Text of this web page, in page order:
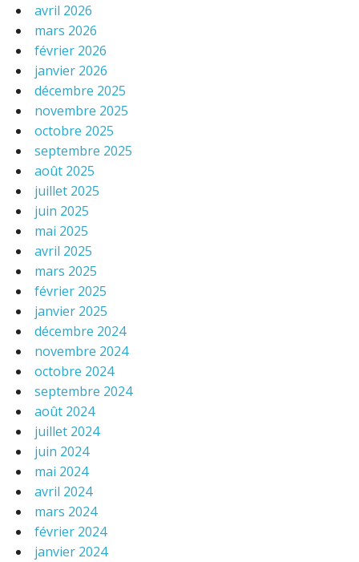
avril 2026
mars 2026
février 2026
janvier 2026
décembre 2025
novembre 2025
octobre 2025
septembre 2025
août 2025
juillet 2025
juin 2025
mai 2025
avril 2025
mars 2025
février 2025
janvier 2025
décembre 2024
novembre 2024
octobre 2024
septembre 2024
août 2024
juillet 2024
juin 2024
mai 2024
avril 2024
mars 2024
février 2024
janvier 2024